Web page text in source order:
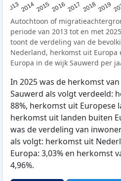
20132014201520162017 20182019
Autochtoon of
periode van 2013 tot en met
toont de verdeling van de
Nederland, herkomst uit Europa
Europa in de wijk Sauwerd per
In 2025 was de herkomst
Sauwerd als volgt verdeeld:
88%, herkomst uit Europese
herkomst uit landen buiten
was de verdeling van
als volgt: herkomst uit
Europa: 3,03% en herkomst
4,96%.